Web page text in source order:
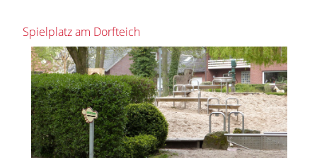
Spielplatz am Dorfteich